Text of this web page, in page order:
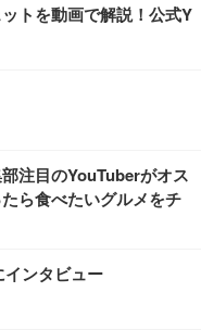
トを動画で解説！公式Y
注目のYouTuberがオス
ら食べたいグルメをチ
インタビュー